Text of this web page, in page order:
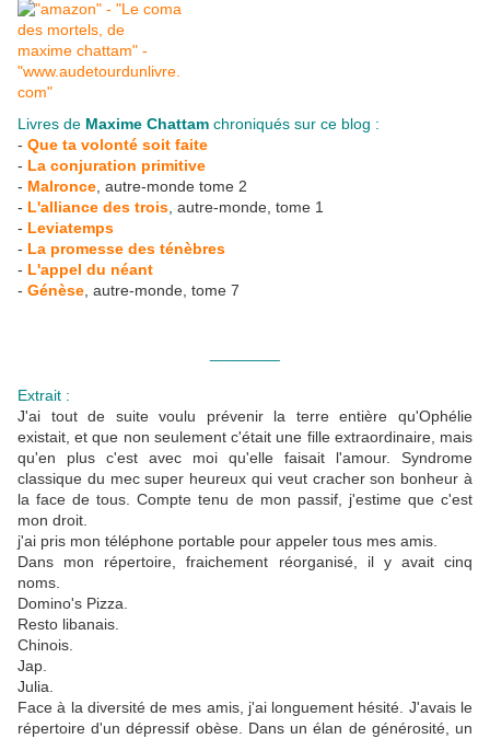
Livres de Maxime Chattam chroniqués sur ce blog :
- Que ta volonté soit faite
- La conjuration primitive
- Malronce , autre-monde tome 2
- L'alliance des trois , autre-monde, tome 1
- Leviatemps
- La promesse des ténèbres
- L'appel du néant
- Génèse , autre-monde, tome 7
Extrait :
J'ai tout de suite voulu prévenir la terre entière qu'Ophélie
existait, et que non seulement c'était une fille extraordinaire, mais
qu'en plus c'est avec moi qu'elle faisait l'amour. Syndrome
classique du mec super heureux qui veut cracher son bonheur à
la face de tous. Compte tenu de mon passif, j'estime que c'est
mon droit.
j'ai pris mon téléphone portable pour appeler tous mes amis.
Dans mon répertoire, fraichement réorganisé, il y avait cinq
noms.
Domino's Pizza.
Resto libanais.
Chinois.
Jap.
Julia.
Face à la diversité de mes amis, j'ai longuement hésité. J'avais le
répertoire d'un dépressif obèse. Dans un élan de générosité, un